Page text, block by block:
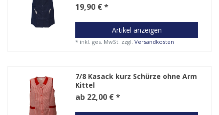
19,90 € *
Artikel anzeigen
* inkl. ges. MwSt. zzgl.Versandkosten
7/8 Kasack kurz Schürze ohne Arm
Kittel
ab 22,00 € *